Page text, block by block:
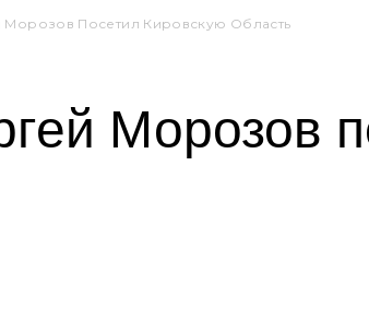
Морозов Посетил Кировскую Область
Морозов